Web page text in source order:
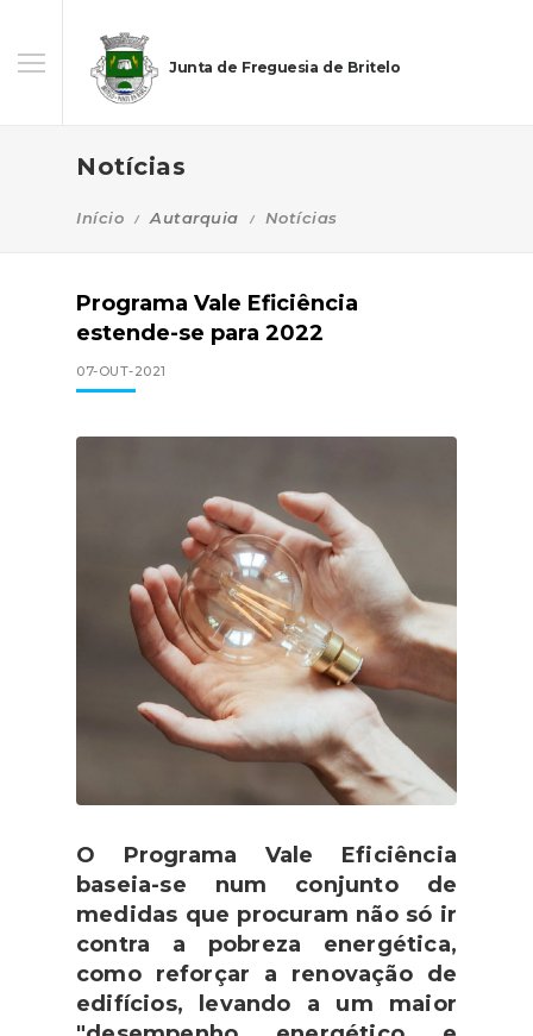
Junta de Freguesia de Britelo
Notícias
Início Autarquia Notícias
Programa Vale Eficiência
estende-se para 2022
07-OUT-2021
O Programa Vale Eficiência
baseia-se num conjunto de
medidas que procuram não só ir
contra a pobreza energética,
como reforçar a renovação de
edifícios, levando a um maior